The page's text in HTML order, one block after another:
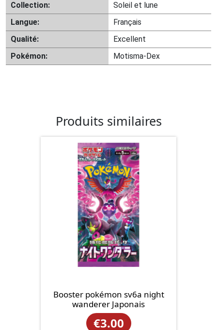
Collection:
Soleil et lune
Langue:
Français
Qualité:
Excellent
Pokémon:
Motisma-Dex
Produits similaires
Booster pokémon sv6a night
wanderer Japonais
€3.00